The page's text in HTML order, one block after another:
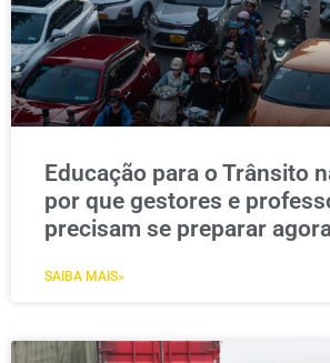
Educação para o Trânsito
por que gestores e
precisam se preparar
SAIBA MAIS»